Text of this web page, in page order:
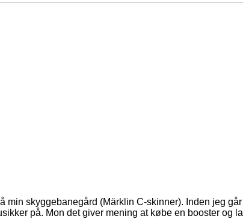
skyggebanegård (Märklin C-skinner). Inden jeg
på. Mon det giver mening at købe en booster og